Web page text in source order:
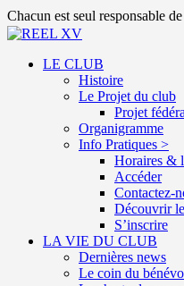
Chacun est seul responsable
LE CLUB
Histoire
Le Projet du club
Projet
Organigramme
Info Pratiques >
Horaires &
Accéder
Contactez-
Découvrir
S’inscrire
LA VIE DU CLUB
Dernières news
Le coin du